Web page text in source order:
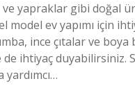
ve yapraklar gibi doğal
model ev yapımı için
ince çıtalar ve
ihtiyaç duyabilirsiniz.
yardımcı…